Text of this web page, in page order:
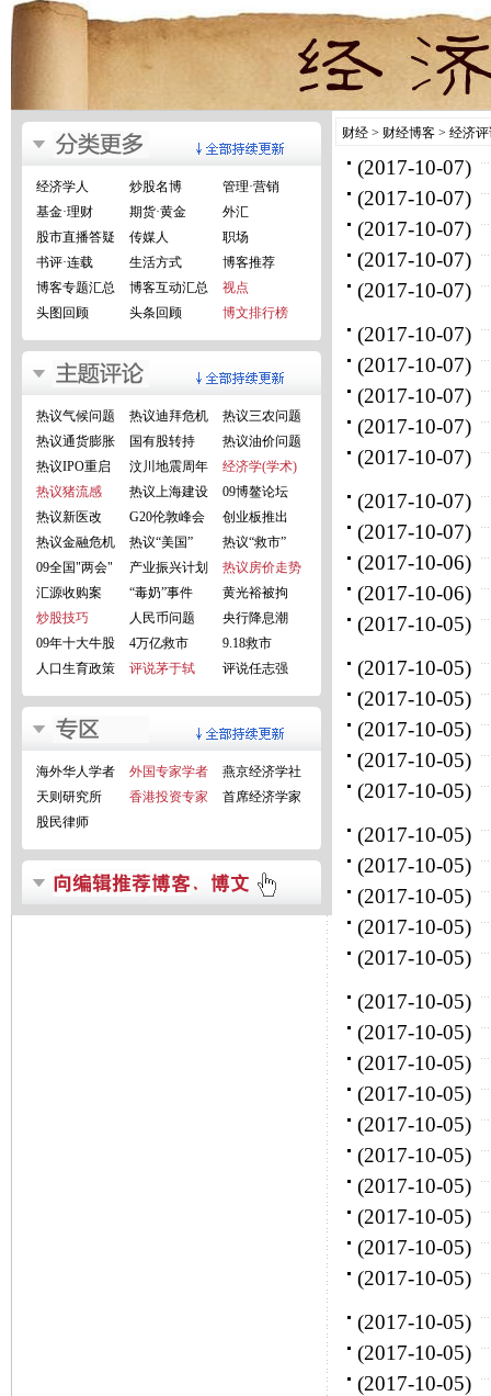
经济学人 炒股名博
管理·营销
基金·理财
期货·黄金
外汇
股市直播答疑
传媒人
职场
书评·连载
生活方式
博客推荐
博客专题汇总
博客互动汇总
视点
头图回顾
头条回顾 博文排行榜
热议气候问题 热议迪拜危机
热议三农问题
热议通货膨胀
国有股转持
热议油价问题
热议IPO重启
汶川地震周年
经济学(学术)
热议猪流感
热议上海建设
09博鳌论坛
热议新医改
G20伦敦峰会
创业板推出
热议金融危机
热议“美国”
热议“救市”
09全国"两会"
产业振兴计划
热议房价走势
汇源收购案
“毒奶”事件
黄光裕被拘
炒股技巧
人民币问题
央行降息潮
09年十大牛股
4万亿救市
9.18救市
人口生育政策
评说茅于轼 评说任志强
海外华人学者 外国专家学者
燕京经济学社
天则研究所
香港投资专家
首席经济学家
股民律师
财经 > 财经博客 > 经济
(2017-10-07)
(2017-10-07)
(2017-10-07)
(2017-10-07)
(2017-10-07)
(2017-10-07)
(2017-10-07)
(2017-10-07)
(2017-10-07)
(2017-10-07)
(2017-10-07)
(2017-10-07)
(2017-10-06)
(2017-10-06)
(2017-10-05)
(2017-10-05)
(2017-10-05)
(2017-10-05)
(2017-10-05)
(2017-10-05)
(2017-10-05)
(2017-10-05)
(2017-10-05)
(2017-10-05)
(2017-10-05)
(2017-10-05)
(2017-10-05)
(2017-10-05)
(2017-10-05)
(2017-10-05)
(2017-10-05)
(2017-10-05)
(2017-10-05)
(2017-10-05)
(2017-10-05)
(2017-10-05)
(2017-10-05)
(2017-10-05)